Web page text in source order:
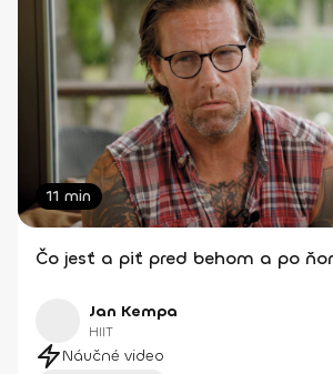
11 min
Čo jesť a piť pred behom a po
Jan Kempa
HIIT
Náučné video